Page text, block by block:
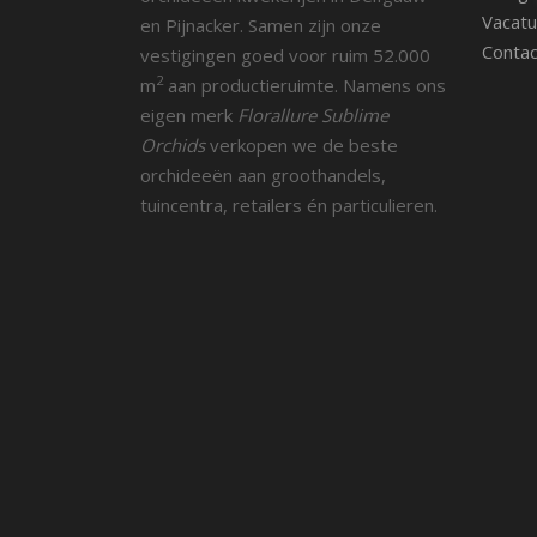
en Pijnacker. Samen zijn onze
vestigingen goed voor ruim 52.000
m2 aan productieruimte. Namens ons
eigen merk Florallure Sublime
Orchidsverkopen we de beste
orchideeën aan groothandels,
tuincentra, retailers én particulieren.